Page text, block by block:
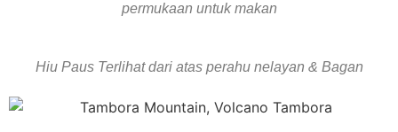
permukaan untuk makan
Hiu Paus Terlihat dari atas perahu nelayan & Bagan